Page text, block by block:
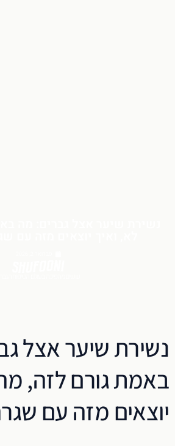
נשירת שיער אצל
באמת גורם לזה,
יוצאים מזה עם